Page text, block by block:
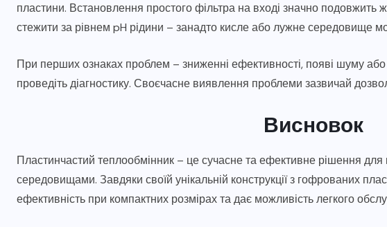
пластини. Встановлення простого фільтра на вході значно
стежити за рівнем pH рідини – занадто кисле або лужне середовище
При перших ознаках проблем – зниженні ефективності, появі шуму або
проведіть діагностику. Своєчасне виявлення проблеми зазвичай
Висновок
Пластинчастий теплообмінник – це сучасне та ефективне рішення для
середовищами. Завдяки своїй унікальній конструкції з гофрованих
ефективність при компактних розмірах та дає можливість легкого